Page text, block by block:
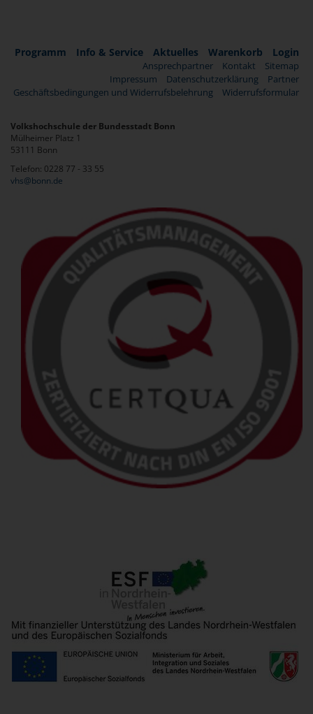
Programm Info & Service Aktuelles Warenkorb Login
Ansprechpartner Kontakt
Sitemap
Impressum
Datenschutzerklärung
Partner
Geschäftsbedingungen und Widerrufsbelehrung
Widerrufsformular
Volkshochschule der Bundesstadt Bonn
Mülheimer Platz 1
53111 Bonn
Telefon: 0228 77 - 33 55
vhs@bonn.de